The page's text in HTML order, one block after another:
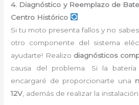
4. Diagnóstico y Reemplazo de
Centro Histórico
Si tu moto presenta fallos y no
otro componente del sistema
ayudarte! Realizo diagnósticos
causa del problema. Si la
encargaré de proporcionarte una
12V , además de realizar la instalación.